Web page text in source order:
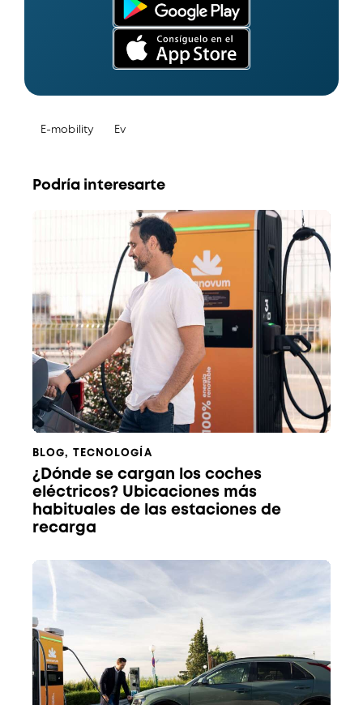
E-mobility Ev
Podría interesarte
BLOG, TECNOLOGÍA
¿Dónde se cargan los coches
eléctricos? Ubicaciones más
habituales de las estaciones de
recarga